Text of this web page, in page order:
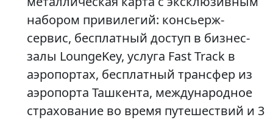
набором привилегий: консьерж-
сервис, бесплатный доступ в бизнес-
залы LoungeKey, услуга Fast Track в
аэропортах, бесплатный трансфер из
аэропорта Ташкента, международное
страхование во время путешествий и 3